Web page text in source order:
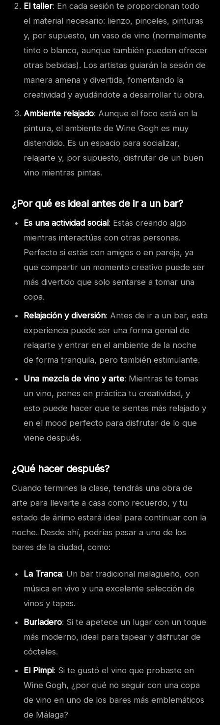
El taller: En cada sesión te proporcionan todo
el material necesario: lienzo, pinceles, pinturas
y, por supuesto, un vaso de vino (normalmente
tinto o blanco, aunque también pueden ofrecer
otras bebidas). Los artistas guiarán la sesión de
manera amena y divertida, fomentando la
creatividad y ayudándote a desarrollar tu obra.
Ambiente relajado: Aunque el foco está en la
pintura, el ambiente de Wine Gogh es muy
distendido. Es un espacio para socializar,
relajarte y, por supuesto, disfrutar de un buen
vino mientras pintas.
¿Por qué es ideal antes de ir a un bar?
Es una actividad social: Estás creando algo
mientras interactúas con otras personas.
Perfecto si estás con amigos o en pareja, ya
que compartir un momento creativo puede ser
más divertido que solo sentarse a tomar una
copa.
Relajación y diversión: Antes de ir a un bar, esta
experiencia puede ser una forma genial de
relajarte y entrar en el ambiente de la noche
de forma tranquila, pero también estimulante.
Una mezcla de vino y arte: Mientras te tomas
un vino, pones en práctica tu creatividad, y
esto puede hacer que te sientas más relajado y
en el mood perfecto para disfrutar de lo que
viene después.
¿Qué hacer después?
Cuando termines la clase, tendrás una obra de
arte para llevarte a casa como recuerdo, y tu
estado de ánimo estará ideal para continuar con la
noche. Desde ahí, podrías pasar a uno de los
bares de la ciudad, como:
La Tranca: Un bar tradicional malagueño, con
música en vivo y una excelente selección de
vinos y tapas.
Burladero: Si te apetece un lugar con un toque
más moderno, ideal para tapear y disfrutar de
cócteles.
El Pimpi: Si te gustó el vino que probaste en
Wine Gogh, ¿por qué no seguir con una copa
de vino en uno de los bares más emblemáticos
de Málaga?